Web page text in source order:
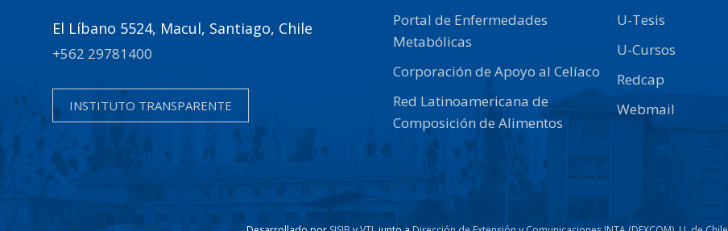
El Líbano 5524, Macul, Santiago, Chile
+562 29781400
INSTITUTO TRANSPARENTE
Portal de Enfermedades
Metabólicas
Corporación de Apoyo al Celíaco
Red Latinoamericana de
Composición de Alimentos
U-Tesis
U-Cursos
Redcap
Webmail